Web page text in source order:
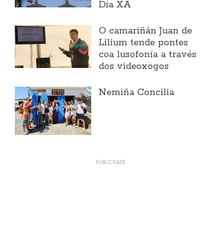
Día XA
O camariñán Juan de
Lilium tende pontes
coa lusofonía a través
dos videoxogos
Nemiña Concilia